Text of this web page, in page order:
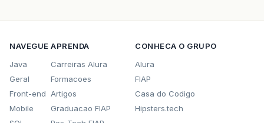
NAVEGUE
Java
Geral
Front-end
Mobile
APRENDA
Carreiras Alura
Formacoes
Artigos
Graduacao FIAP
CONHECA O GRUPO
Alura
FIAP
Casa do Codigo
Hipsters.tech